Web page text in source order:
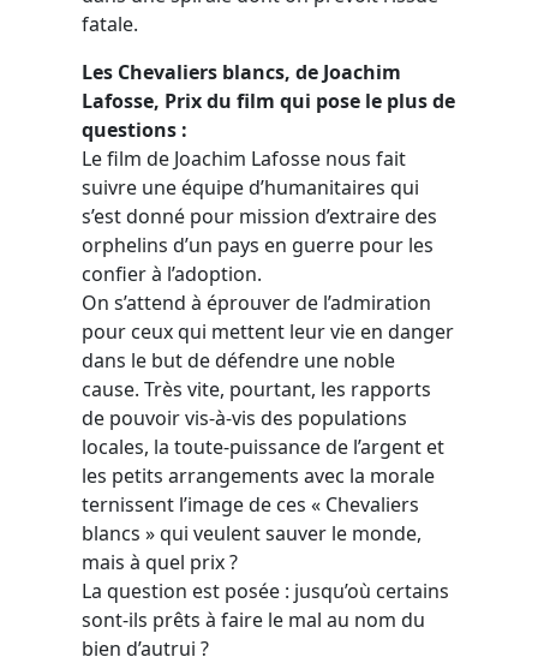
fatale.
Les Chevaliers blancs, de Joachim
Lafosse, Prix du film qui pose le plus de
questions :
Le film de Joachim Lafosse nous fait
suivre une équipe d’humanitaires qui
s’est donné pour mission d’extraire des
orphelins d’un pays en guerre pour les
confier à l’adoption.
On s’attend à éprouver de l’admiration
pour ceux qui mettent leur vie en danger
dans le but de défendre une noble
cause. Très vite, pourtant, les rapports
de pouvoir vis-à-vis des populations
locales, la toute-puissance de l’argent et
les petits arrangements avec la morale
ternissent l’image de ces « Chevaliers
blancs » qui veulent sauver le monde,
mais à quel prix ?
La question est posée : jusqu’où certains
sont-ils prêts à faire le mal au nom du
bien d’autrui ?